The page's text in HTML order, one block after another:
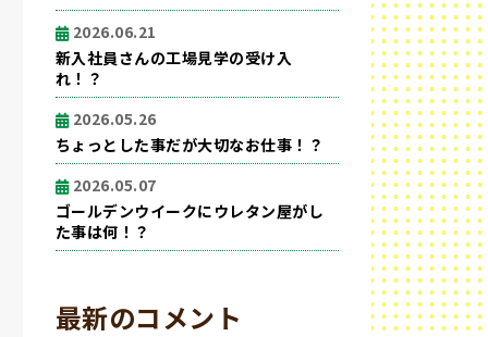
2026.06.21
新入社員さんの工場見学の受け入
れ！？
2026.05.26
ちょっとした事だが大切なお仕事！？
2026.05.07
ゴールデンウイークにウレタン屋がし
た事は何！？
最新のコメント